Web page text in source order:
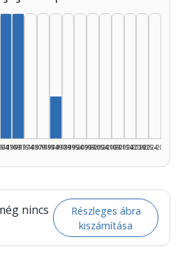
1970–1974
1975–1979
1980–1984
1985–1989
1990–1994
1995–1999
2000–2004
2005–2009
2010–2014
2015–2019
2020–2024
2025–2026
nincs
Részleges ábra
kiszámítása